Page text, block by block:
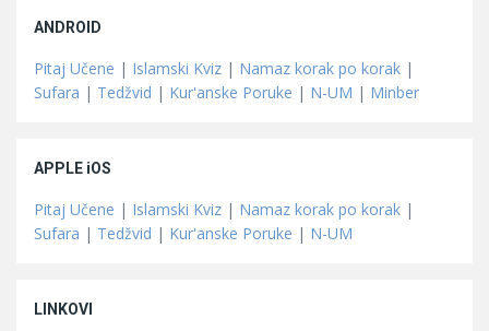
ANDROID
Pitaj Učene | Islamski Kviz | Namaz korak po korak |
Sufara | Tedžvid | Kur'anske Poruke | N-UM | Minber
APPLE iOS
Pitaj Učene | Islamski Kviz | Namaz korak po korak |
Sufara | Tedžvid | Kur'anske Poruke | N-UM
LINKOVI